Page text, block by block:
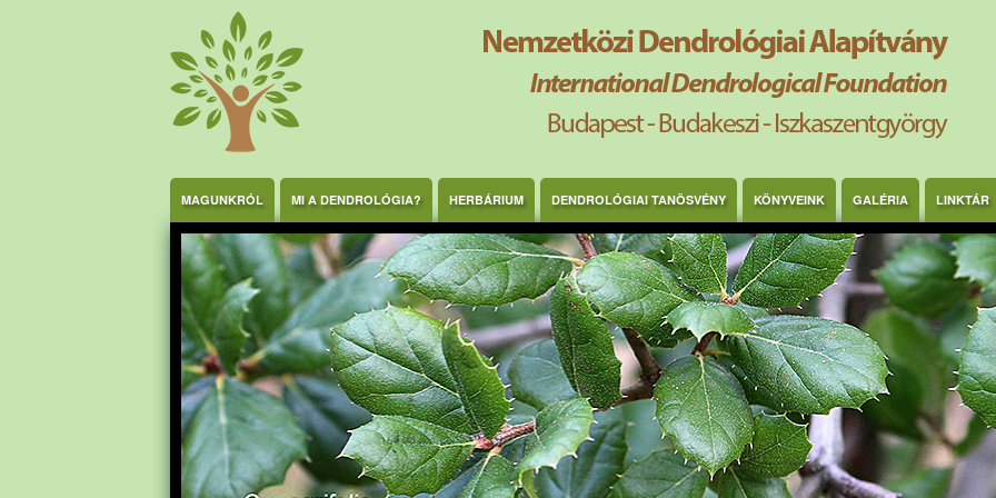
MAGUNKRÓL MI A DENDROLÓGIA? HERBÁRIUM DENDROLÓGIAI TANÖSVÉNY KÖNYVEINK GALÉRIA LINKTÁR